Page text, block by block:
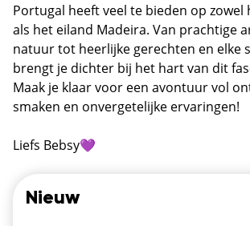
Portugal heeft veel te bieden op zowel
als het eiland Madeira. Van prachtige
natuur tot heerlijke gerechten en elke
brengt je dichter bij het hart van dit
Maak je klaar voor een avontuur vol
smaken en onvergetelijke ervaringen!
Liefs Bebsy💜
Nieuw